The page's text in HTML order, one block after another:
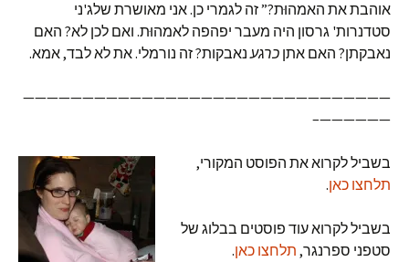
אוהבת את האמהוּת?” זה לגמרי כן. אני מאושרת שלג'ני
סטדנרות' גרסון היה מעבר יפהפה לאמהוּת. ואם לכן לא? האם
נאבקתן? האם אתן כרגענאבקות? זה נורמלי. את לא לבד, אמא.
———————————————————————————————
——————–
בשביל לקרוא את הפוסט המקורי,
תלחצו כאן.
בשביל לקרוא עוד פוסטים בבלוג של
סטפני ספרנגר, תלחצו כאן.